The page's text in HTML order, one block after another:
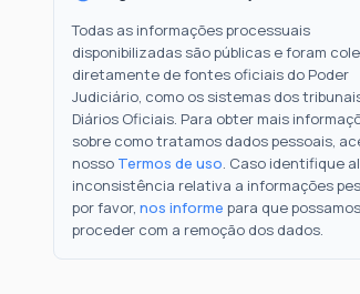
Todas as informações processuais
disponibilizadas são públicas e foram
diretamente de fontes oficiais do Poder
Judiciário, como os sistemas dos
Diários Oficiais. Para obter mais
sobre como tratamos dados pessoais,
nosso Termos de uso. Caso identifique
inconsistência relativa a informações
por favor, nos informe para que possamos
proceder com a remoção dos dados.